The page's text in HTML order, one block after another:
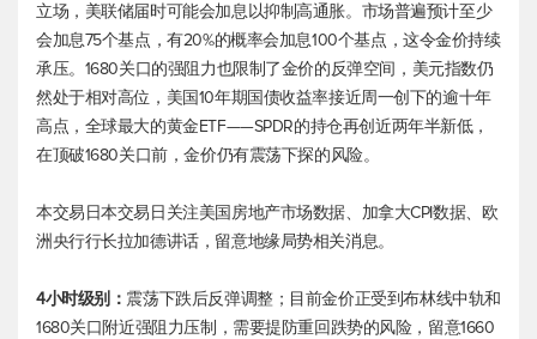
立场，美联储届时可能会加息以抑制高通胀。市场普遍预计至少
会加息75个基点，有20%的概率会加息100个基点，这令金价持续
承压。1680关口的强阻力也限制了金价的反弹空间， 美元指数仍
然处于相对高位，美国10年期国债收益率接近周一创下的逾十年
高点，全球最大的黄金ETF——SPDR的持仓再创近两年半新低，
在顶破1680关口前，金价仍有震荡下探的风险。
本交易日本交易日关注美国房地产市场数据、加拿大CPI数据、欧
洲央行行长拉加德讲话，留意地缘局势相关消息。
4小时级别： 震荡下跌后反弹调整；目前金价正受到布林线中轨和
1680关口附近强阻力压制，需要提防重回跌势的风险，留意1660